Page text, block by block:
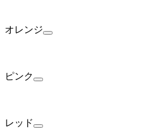
オレンジ
ピンク
レッド